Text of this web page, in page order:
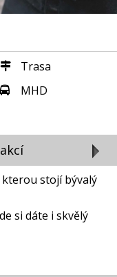
Trasa
MHD
stojí bývalý
si dáte i skvělý